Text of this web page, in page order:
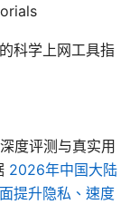
科学上网工具指
度评测与真实用
2026年中国大陆
提升隐私、速度